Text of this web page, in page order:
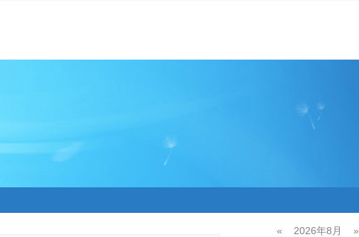
« 2026年8月 »